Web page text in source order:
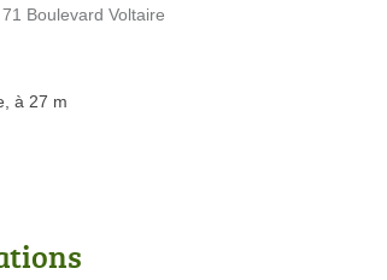
Boulevard Voltaire
à 27 m